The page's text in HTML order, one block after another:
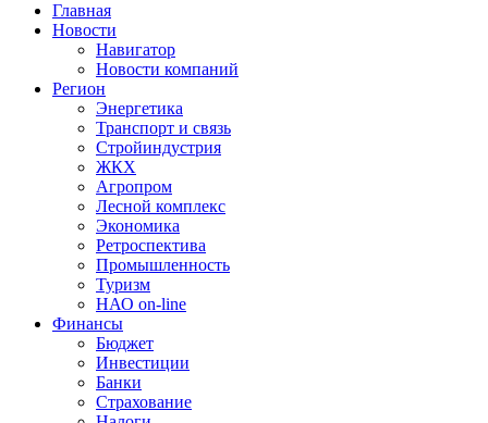
Главная
Новости
Навигатор
Новости компаний
Регион
Энергетика
Транспорт и связь
Стройиндустрия
ЖКХ
Агропром
Лесной комплекс
Экономика
Ретроспектива
Промышленность
Туризм
НАО on-line
Финансы
Бюджет
Инвестиции
Банки
Страхование